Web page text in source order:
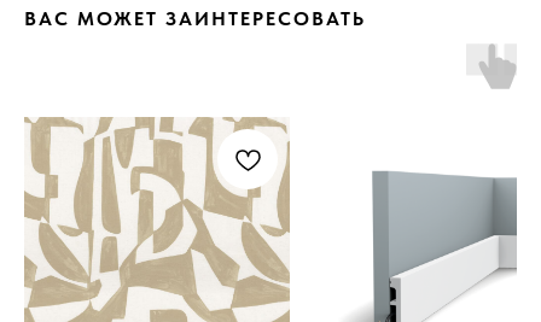
ВАС МОЖЕТ ЗАИНТЕРЕСОВАТЬ